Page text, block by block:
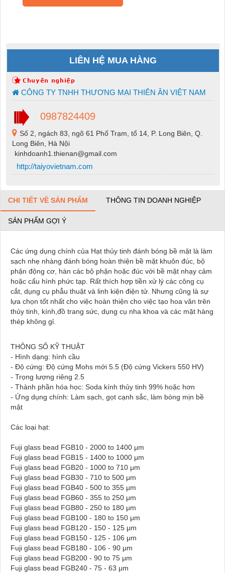
LIÊN HỆ MUA HÀNG
CÔNG TY TNHH THƯƠNG MẠI THIÊN ÂN VIỆT NAM
0987824409
Số 2, ngách 83, ngõ 61 Phố Trạm, tổ 14, P. Long Biên, Q.
Long Biên, Hà Nội
kinhdoanh1.thienan@gmail.com
http://taiyovietnam.com
CHI TIẾT VỀ SẢN PHẨM THÔNG TIN DOANH NGHIỆP
SẢN PHẨM GỢI Ý
Các ứng dụng chính của Hạt thủy tinh đánh bóng bề mặt là làm
sạch nhẹ nhàng đánh bóng hoàn thiện bề mặt khuôn đúc, bộ
phận động cơ, hàn các bộ phận hoặc đúc với bề mặt nhạy cảm
hoặc cấu hình phức tạp. Rất thích hợp tiền xử lý các công cụ
cắt, dụng cụ phẫu thuật và linh kiện điện tử. Nhưng cũng là sự
lựa chọn tốt nhất cho việc hoàn thiện cho việc tạo hoa văn trên
thủy tinh, kính,đồ trang sức, dụng cụ nha khoa và các mặt hàng
thép không gỉ.
THÔNG SỐ KỸ THUẬT
- Hình dạng: hình cầu
- Độ cứng: Độ cứng Mohs mới 5.5 (Độ cứng Vickers 550 HV)
- Trọng lượng riêng 2.5
- Thành phần hóa học: Soda kính thủy tinh 99% hoặc hơn
- Ứng dụng chính: Làm sạch, gọt cạnh sắc, làm bóng mịn bề
mặt
Các loại hạt:
Fuji glass bead FGB10 - 2000 to 1400 μm
Fuji glass bead FGB15 - 1400 to 1000 μm
Fuji glass bead FGB20 - 1000 to 710 μm
Fuji glass bead FGB30 - 710 to 500 μm
Fuji glass bead FGB40 - 500 to 355 μm
Fuji glass bead FGB60 - 355 to 250 μm
Fuji glass bead FGB80 - 250 to 180 μm
Fuji glass bead FGB100 - 180 to 150 μm
Fuji glass bead FGB120 - 150 - 125 μm
Fuji glass bead FGB150 - 125 - 106 μm
Fuji glass bead FGB180 - 106 - 90 μm
Fuji glass bead FGB200 - 90 to 75 μm
Fuji glass bead FGB240 - 75 - 63 μm